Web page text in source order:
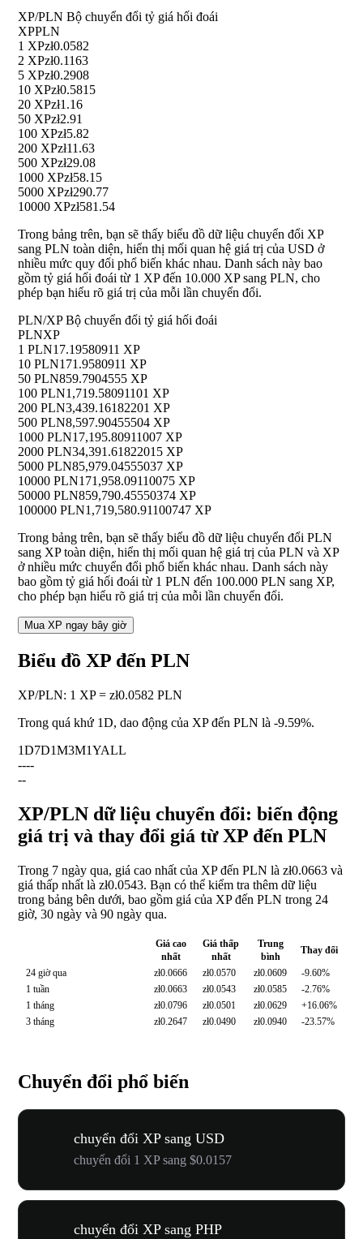
XP/PLN Bộ chuyển đổi tỷ giá hối đoái
XPPLN
1 XPzł0.0582
2 XPzł0.1163
5 XPzł0.2908
10 XPzł0.5815
20 XPzł1.16
50 XPzł2.91
100 XPzł5.82
200 XPzł11.63
500 XPzł29.08
1000 XPzł58.15
5000 XPzł290.77
10000 XPzł581.54
Trong bảng trên, bạn sẽ thấy biểu đồ dữ liệu chuyển đổi XP
sang PLN toàn diện, hiển thị mối quan hệ giá trị của USD ở
nhiều mức quy đổi phổ biến khác nhau. Danh sách này bao
gồm tỷ giá hối đoái từ 1 XP đến 10.000 XP sang PLN, cho
phép bạn hiểu rõ giá trị của mỗi lần chuyển đổi.
PLN/XP Bộ chuyển đổi tỷ giá hối đoái
PLNXP
1 PLN17.19580911 XP
10 PLN171.9580911 XP
50 PLN859.7904555 XP
100 PLN1,719.58091101 XP
200 PLN3,439.16182201 XP
500 PLN8,597.90455504 XP
1000 PLN17,195.80911007 XP
2000 PLN34,391.61822015 XP
5000 PLN85,979.04555037 XP
10000 PLN171,958.09110075 XP
50000 PLN859,790.45550374 XP
100000 PLN1,719,580.91100747 XP
Trong bảng trên, bạn sẽ thấy biểu đồ dữ liệu chuyển đổi PLN
sang XP toàn diện, hiển thị mối quan hệ giá trị của PLN và XP
ở nhiều mức chuyển đổi phổ biến khác nhau. Danh sách này
bao gồm tỷ giá hối đoái từ 1 PLN đến 100.000 PLN sang XP,
cho phép bạn hiểu rõ giá trị của mỗi lần chuyển đổi.
Mua XP ngay bây giờ
Biểu đồ XP đến PLN
XP/PLN: 1 XP = zł0.0582 PLN
Trong quá khứ 1D, dao động của XP đến PLN là -9.59%.
1D7D1M3M1YALL
----
--
XP/PLN dữ liệu chuyển đổi: biến động
giá trị và thay đổi giá từ XP đến PLN
Trong 7 ngày qua, giá cao nhất của XP đến PLN là zł0.0663 và
giá thấp nhất là zł0.0543. Bạn có thể kiểm tra thêm dữ liệu
trong bảng bên dưới, bao gồm giá của XP đến PLN trong 24
giờ, 30 ngày và 90 ngày qua.
Giá cao
nhất
Giá thấp
nhất
Trung
bình
Thay đổi
24 giờ qua
zł0.0666 zł0.0570 zł0.0609
-9.60%
1 tuần
zł0.0663 zł0.0543 zł0.0585
-2.76%
1 tháng
zł0.0796 zł0.0501 zł0.0629
+16.06%
3 tháng
zł0.2647 zł0.0490 zł0.0940 -23.57%
Chuyển đổi phổ biến
chuyển đổi XP sang USD
chuyển đổi 1 XP sang $0.0157
chuyển đổi XP sang PHP